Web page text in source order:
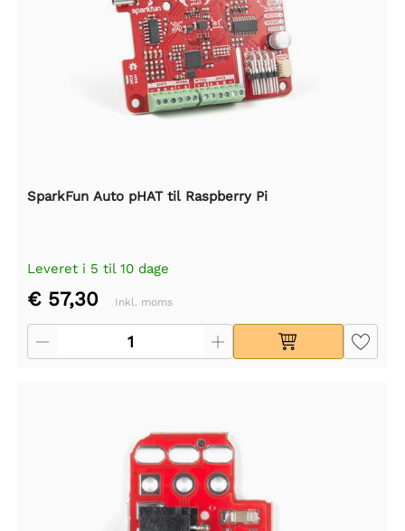
SparkFun Auto pHAT til Raspberry Pi
Leveret i 5 til 10 dage
€ 57,30 Inkl. moms